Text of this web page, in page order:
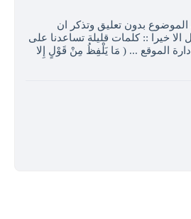
بدون تعليق وتذكر ان
الا خيرا :: كلمات قليلة تساعدنا على
الموقع ... ( مَا يَلْفِظُ مِنْ قَوْلٍ إِلا